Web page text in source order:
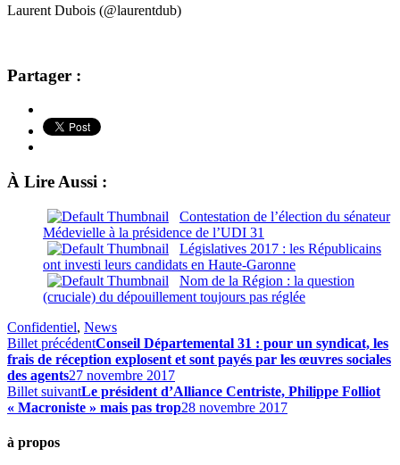
Laurent Dubois (@laurentdub)
Partager :
À Lire Aussi :
Contestation de l’élection du sénateur
Médevielle à la présidence de l’UDI 31
Législatives 2017 : les Républicains
ont investi leurs candidats en Haute-Garonne
Nom de la Région : la question
(cruciale) du dépouillement toujours pas réglée
Confidentiel, News
Billet précédentConseil Départemental 31 : pour un syndicat, les
frais de réception explosent et sont payés par les œuvres sociales
des agents27 novembre 2017
Billet suivantLe président d’Alliance Centriste, Philippe Folliot
« Macroniste » mais pas trop28 novembre 2017
à propos